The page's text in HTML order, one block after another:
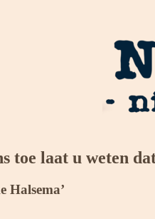
laat u weten
Halsema’